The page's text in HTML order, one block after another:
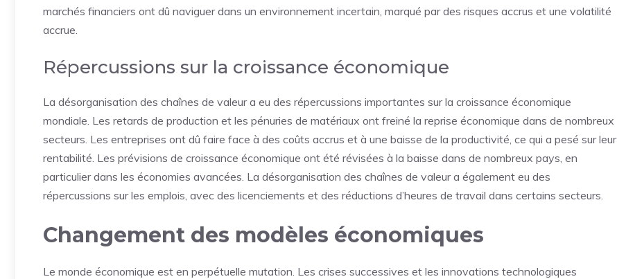
marchés financiers ont dû naviguer dans un environnement incertain, marqué par des risques accrus et une volatilité
accrue.
Répercussions sur la croissance économique
La désorganisation des chaînes de valeur a eu des répercussions importantes sur la croissance économique
mondiale. Les retards de production et les pénuries de matériaux ont freiné la reprise économique dans de nombreux
secteurs. Les entreprises ont dû faire face à des coûts accrus et à une baisse de la productivité, ce qui a pesé sur leur
rentabilité. Les prévisions de croissance économique ont été révisées à la baisse dans de nombreux pays, en
particulier dans les économies avancées. La désorganisation des chaînes de valeur a également eu des
répercussions sur les emplois, avec des licenciements et des réductions d’heures de travail dans certains secteurs.
Changement des modèles économiques
Le monde économique est en perpétuelle mutation. Les crises successives et les innovations technologiques